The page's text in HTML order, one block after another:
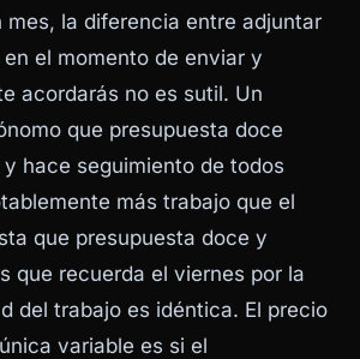
mes, la diferencia entre adjuntar
el momento de enviar y
acordarás no es sutil. Un
que presupuesta doce
hace seguimiento de todos
más trabajo que el
que presupuesta doce y
que recuerda el viernes por la
del trabajo es idéntica. El precio
variable es si el